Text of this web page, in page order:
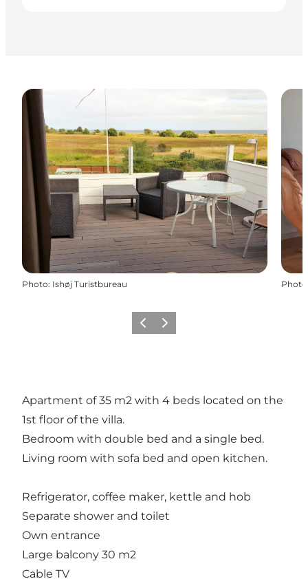
Photo: Ishøj Turistbureau Photo
PrécédentSuivant
Apartment of 35 m2 with 4 beds located on the
1st floor of the villa.
Bedroom with double bed and a single bed.
Living room with sofa bed and open kitchen.
Refrigerator, coffee maker, kettle and hob
Separate shower and toilet
Own entrance
Large balcony 30 m2
Cable TV